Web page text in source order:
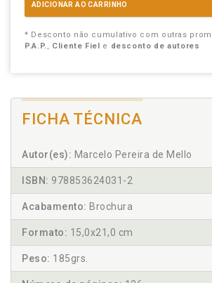
ADICIONAR AO CARRINHO
* Desconto não cumulativo com outras
P.A.P., Cliente Fiel e desconto de autores
FICHA TÉCNICA
Autor(es): Marcelo Pereira de Mello
ISBN: 978853624031-2
Acabamento: Brochura
Formato: 15,0x21,0 cm
Peso: 185grs.